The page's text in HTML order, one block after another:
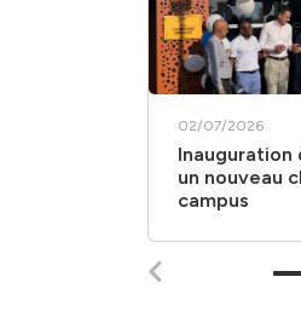
02/07/2026
Inauguration
un nouveau
campus